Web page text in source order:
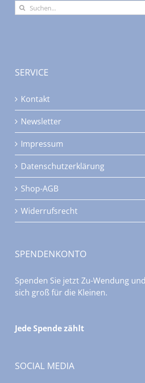
Suche
nach:
SERVICE
Kontakt
Newsletter
Impressum
Datenschutzerklärung
Shop-AGB
Widerrufsrecht
SPENDENKONTO
Spenden Sie jetzt Zu-Wendung
sich groß für die Kleinen.
Jede Spende zählt
SOCIAL MEDIA